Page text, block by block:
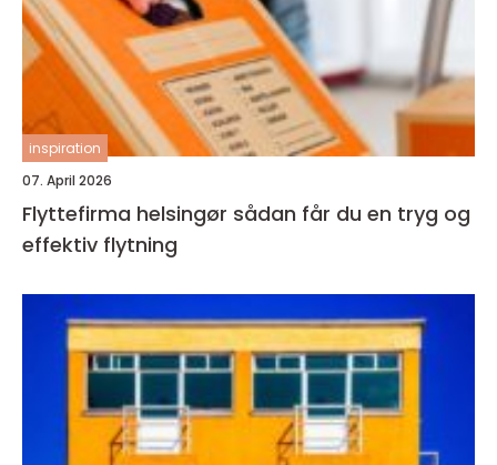
inspiration
07. April 2026
Flyttefirma helsingør sådan får du en tryg og
effektiv flytning